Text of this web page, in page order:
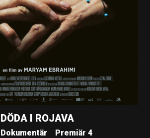
I ROJAVA
Dokumentär
Premiär 4